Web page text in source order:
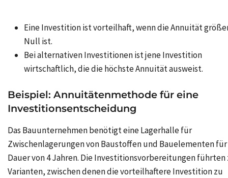
Eine Investition ist vorteilhaft, wenn die Annuität
Null ist.
Bei alternativen Investitionen ist jene Investition
wirtschaftlich, die die höchste Annuität ausweist.
Beispiel: Annuitätenmethode für eine
Investitionsentscheidung
Das Bauunternehmen benötigt eine Lagerhalle für
Zwischenlagerungen von Baustoffen und Bauelementen
Dauer von 4 Jahren. Die Investitionsvorbereitungen führten
Varianten, zwischen denen die vorteilhaftere Investition zu